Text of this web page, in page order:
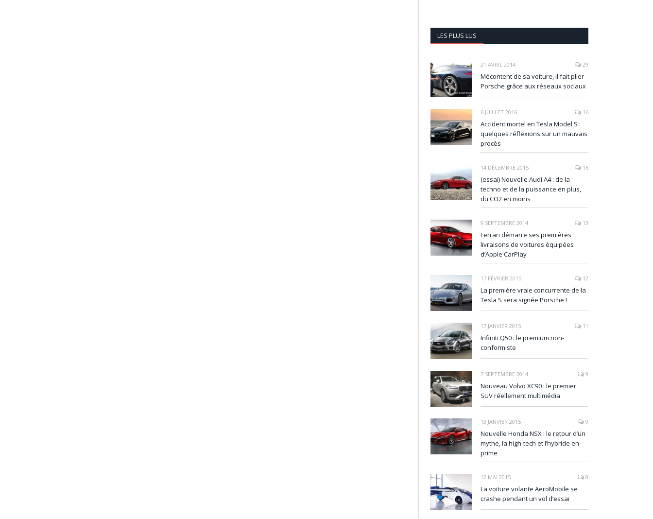
LES PLUS LUS
21 AVRIL 2014 29
Mécontent de sa voiture, il fait plier
Porsche grâce aux réseaux sociaux
6 JUILLET 2016 16
Accident mortel en Tesla Model S :
quelques réflexions sur un mauvais
procès
14 DÉCEMBRE 2015 16
(essai) Nouvelle Audi A4 : de la
techno et de la puissance en plus,
du CO2 en moins
9 SEPTEMBRE 2014 13
Ferrari démarre ses premières
livraisons de voitures équipées
d’Apple CarPlay
17 FÉVRIER 2015 12
La première vraie concurrente de la
Tesla S sera signée Porsche !
17 JANVIER 2015 11
Infiniti Q50 : le premium non-
conformiste
7 SEPTEMBRE 2014 9
Nouveau Volvo XC90 : le premier
SUV réellement multimédia
13 JANVIER 2015 9
Nouvelle Honda NSX : le retour d’un
mythe, la high-tech et l’hybride en
prime
12 MAI 2015 8
La voiture volante AeroMobile se
crashe pendant un vol d’essai